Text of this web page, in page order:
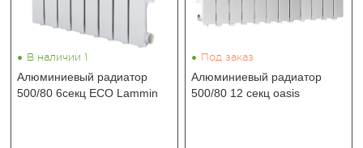
• В наличии 1
Алюминиевый радиатор
500/80 6секц ECO Lammin
• Под заказ
Алюминиевый радиатор
500/80 12 секц oasis